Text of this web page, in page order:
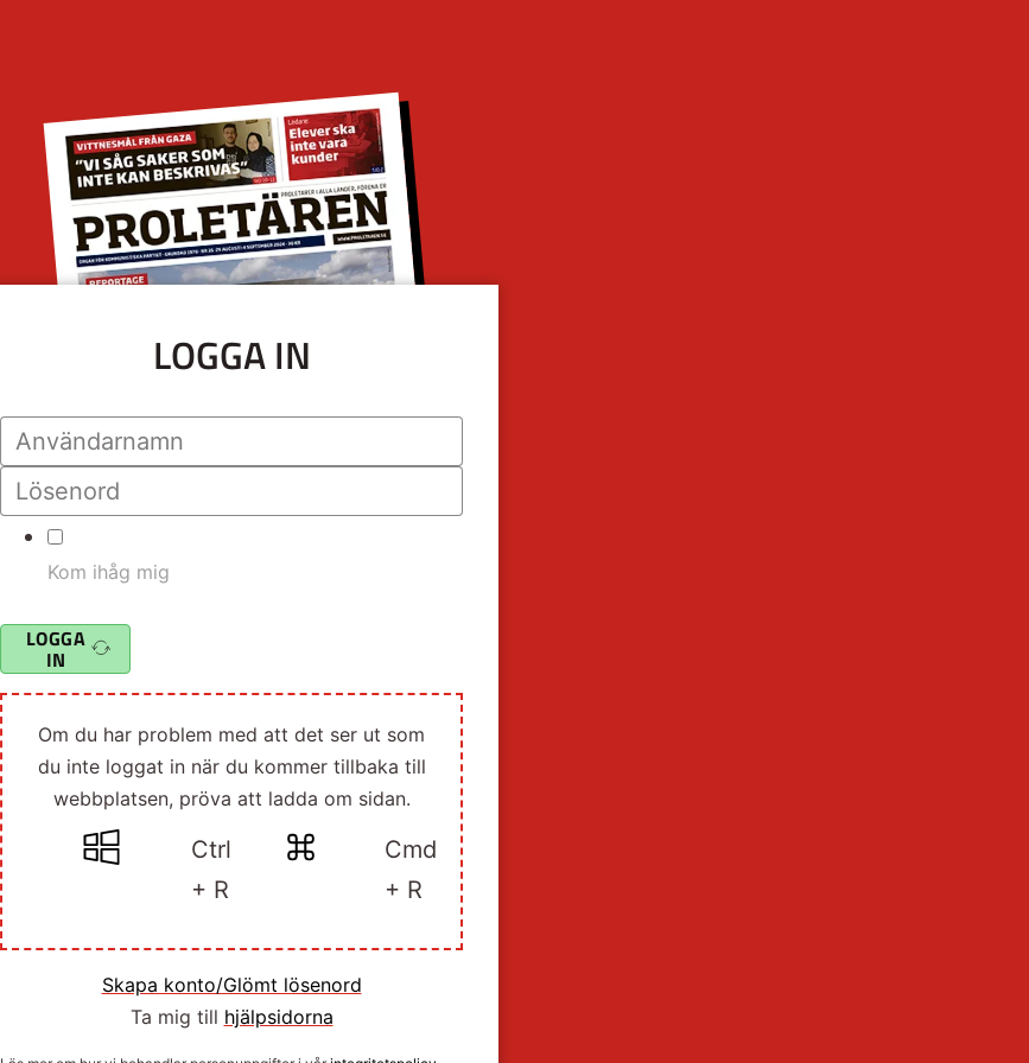
LOGGA IN
Kom ihåg mig
LOGGA
IN
Om du har problem med att det ser ut som
du inte loggat in när du kommer tillbaka till
webbplatsen, pröva att ladda om sidan.
Ctrl
+ R
Cmd
+ R
Skapa konto/Glömt lösenord
Ta mig till hjälpsidorna